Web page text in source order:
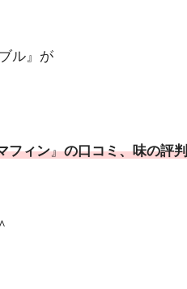
ル』が
フィン』の口コミ、味の評判